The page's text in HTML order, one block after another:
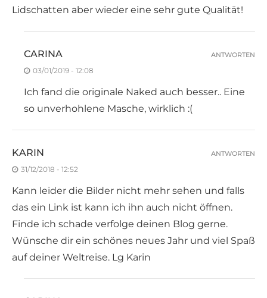
Lidschatten aber wieder eine sehr gute Qualität!
CARINA
03/01/2019 - 12:08
Ich fand die originale Naked auch besser.. Eine
so unverhohlene Masche, wirklich :(
ANTWORTEN
KARIN
31/12/2018 - 12:52
Kann leider die Bilder nicht mehr sehen und falls
das ein Link ist kann ich ihn auch nicht öffnen.
Finde ich schade verfolge deinen Blog gerne.
Wünsche dir ein schönes neues Jahr und viel Spaß
auf deiner Weltreise. Lg Karin
ANTWORTEN